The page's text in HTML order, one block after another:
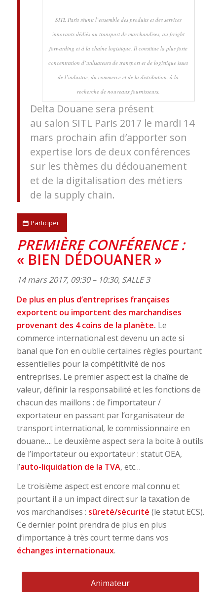
SITL Paris réunit l’ensemble des produits et des services
innovants dédiés au transport de marchandises, au freight
forwarding et à la chaîne logistique. Il constitue la plus forte
concentration d’utilisateurs de transport et de logistique issus
de l’industrie, du commerce et de la distribution, à la
recherche de nouveaux fournisseurs.
Delta Douane sera présent
au salon SITL Paris 2017 le mardi 14
mars prochain afin d’apporter son
expertise lors de deux conférences
sur les thèmes du dédouanement
et de la digitalisation des métiers
de la supply chain.
Participer
PREMIÈRE CONFÉRENCE :
« BIEN DÉDOUANER »
14 mars 2017, 09:30 – 10:30, SALLE 3
De plus en plus d’entreprises françaises
exportent ou importent des marchandises
provenant des 4 coins de la planète. Le
commerce international est devenu un acte si
banal que l’on en oublie certaines règles pourtant
essentielles pour la compétitivité de nos
entreprises. Le premier aspect est la chaîne de
valeur, définir la responsabilité et les fonctions de
chacun des maillons : de l’importateur /
exportateur en passant par l’organisateur de
transport international, le commissionnaire en
douane…. Le deuxième aspect sera la boite à outils
de l’importateur ou exportateur : statut OEA,
l’auto-liquidation de la TVA, etc…
Le troisième aspect est encore mal connu et
pourtant il a un impact direct sur la taxation de
vos marchandises : sûreté/sécurité (le statut ECS).
Ce dernier point prendra de plus en plus
d’importance à très court terme dans vos
échanges internationaux.
Animateur